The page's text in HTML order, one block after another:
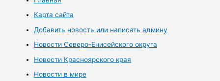
Карта сайта
Добавить новость или написать админу
Новости Северо-Енисейского округа
Новости Красноярского края
Новости в мире